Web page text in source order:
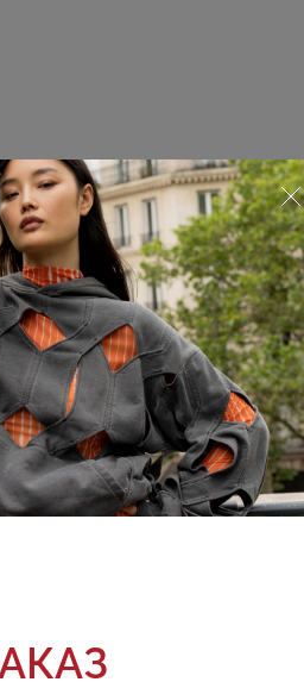
Оплата и доставка
НЕТ В НАЛИЧИИ